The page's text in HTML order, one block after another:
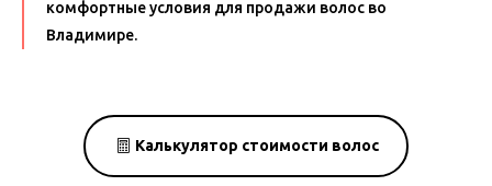
комфортные условия для продажи волос во
Владимире.
Калькулятор стоимости волос